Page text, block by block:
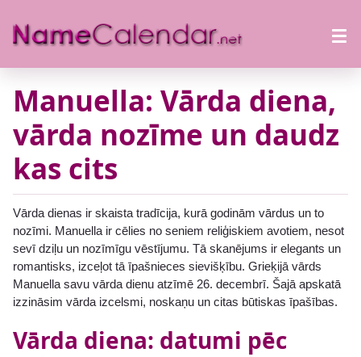
Manuella: Vārda diena,
vārda nozīme un daudz
kas cits
Vārda dienas ir skaista tradīcija, kurā godinām vārdus un to
nozīmi. Manuella ir cēlies no seniem reliģiskiem avotiem, nesot
sevī dziļu un nozīmīgu vēstījumu. Tā skanējums ir elegants un
romantisks, izceļot tā īpašnieces sievišķību. Grieķijā vārds
Manuella savu vārda dienu atzīmē 26. decembrī. Šajā apskatā
izzināsim vārda izcelsmi, noskaņu un citas būtiskas īpašības.
Vārda diena: datumi pēc